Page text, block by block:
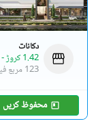
دکانات
1.42 کروڑ
-
123 مربع فیٹ
محفوظ کریں